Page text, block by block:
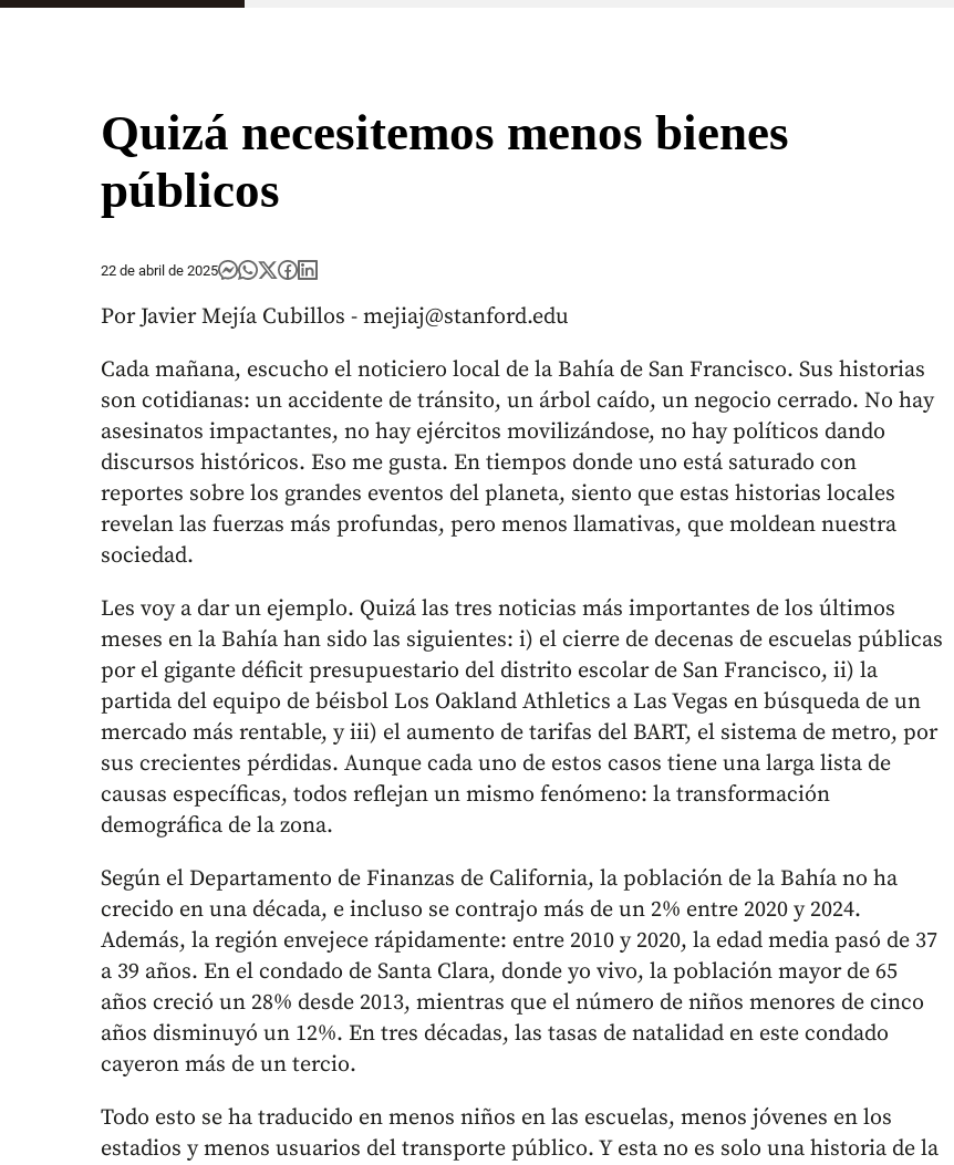
Quizá necesitemos menos bienes
públicos
22 de abril de 2025
Por Javier Mejía Cubillos - mejiaj@stanford.edu
Cada mañana, escucho el noticiero local de la Bahía de San Francisco. Sus historias
son cotidianas: un accidente de tránsito, un árbol caído, un negocio cerrado. No hay
asesinatos impactantes, no hay ejércitos movilizándose, no hay políticos dando
discursos históricos. Eso me gusta. En tiempos donde uno está saturado con
reportes sobre los grandes eventos del planeta, siento que estas historias locales
revelan las fuerzas más profundas, pero menos llamativas, que moldean nuestra
sociedad.
Les voy a dar un ejemplo. Quizá las tres noticias más importantes de los últimos
meses en la Bahía han sido las siguientes: i) el cierre de decenas de escuelas públicas
por el gigante déficit presupuestario del distrito escolar de San Francisco, ii) la
partida del equipo de béisbol Los Oakland Athletics a Las Vegas en búsqueda de un
mercado más rentable, y iii) el aumento de tarifas del BART, el sistema de metro, por
sus crecientes pérdidas. Aunque cada uno de estos casos tiene una larga lista de
causas específicas, todos reflejan un mismo fenómeno: la transformación
demográfica de la zona.
Según el Departamento de Finanzas de California, la población de la Bahía no ha
crecido en una década, e incluso se contrajo más de un 2% entre 2020 y 2024.
Además, la región envejece rápidamente: entre 2010 y 2020, la edad media pasó de 37
a 39 años. En el condado de Santa Clara, donde yo vivo, la población mayor de 65
años creció un 28% desde 2013, mientras que el número de niños menores de cinco
años disminuyó un 12%. En tres décadas, las tasas de natalidad en este condado
cayeron más de un tercio.
Todo esto se ha traducido en menos niños en las escuelas, menos jóvenes en los
estadios y menos usuarios del transporte público. Y esta no es solo una historia de la